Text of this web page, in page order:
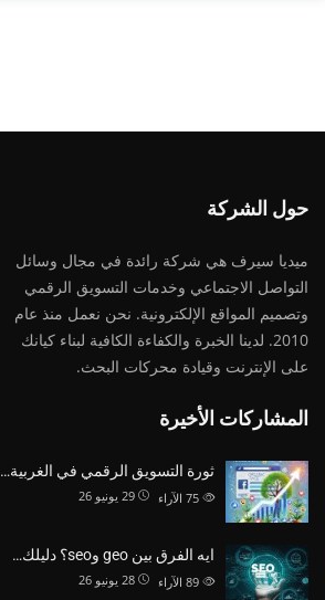
حول الشركة
ميديا ​​سيرف هي شركة رائدة في مجال وسائل
التواصل الاجتماعي وخدمات التسويق الرقمي
وتصميم المواقع الإلكترونية. نحن نعمل منذ عام
2010. لدينا الخبرة والكفاءة الكافية لبناء كيانك
على الإنترنت وقيادة محركات البحث.
المشاركات الأخيرة
ثورة التسويق الرقمي في الغربية…
29 يونيو 26 الآراء
ايه الفرق بين geo وseo؟ دليلك…
28 يونيو 26 الآراء